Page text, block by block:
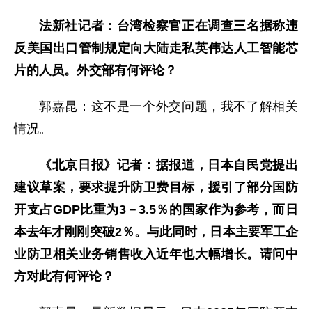
法新社记者：台湾检察官正在调查三名据称违
反美国出口管制规定向大陆走私英伟达人工智能芯
片的人员。外交部有何评论？
郭嘉昆：这不是一个外交问题，我不了解相关
情况。
《北京日报》记者：据报道，日本自民党提出
建议草案，要求提升防卫费目标，援引了部分国防
开支占GDP比重为3－3.5％的国家作为参考，而日
本去年才刚刚突破2％。与此同时，日本主要军工企
业防卫相关业务销售收入近年也大幅增长。请问中
方对此有何评论？